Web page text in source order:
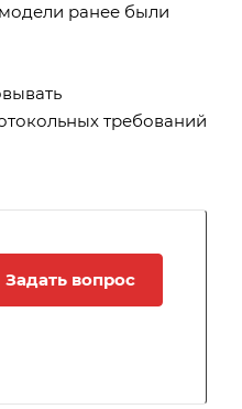
ранее были
требований
Задать вопрос